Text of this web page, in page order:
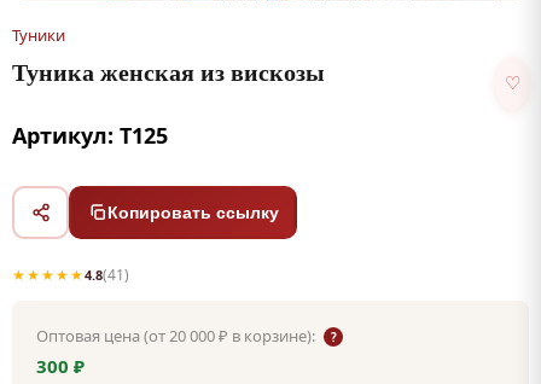
Туники
Туника женская из вискозы ♡
Артикул: Т125
Копировать ссылку
★★★★★4.8(41)
Оптовая цена (от 20 000 ₽ в корзине): ?
300 ₽